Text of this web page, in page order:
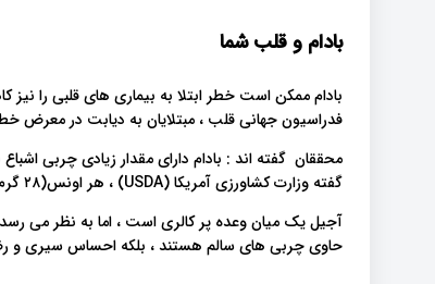
بادام و قلب شما
بادام ممکن است خطر ابتلا به بیماری های قلبی را
فدراسیون جهانی قلب ، مبتلایان به دیابت در معرض
محققان گفته اند : بادام دارای مقدار زیادی چربی
گفته وزارت کشاورزی آمریکا (USDA) ، هر اونس(۲۸ گرم) بادام حاوی تقریبا ۹ گرم چربی اشباع نشده است.
آجیل یک میان وعده پر کالری است ، اما به نظر می
حاوی چربی های سالم هستند ، بلکه احساس سیری و